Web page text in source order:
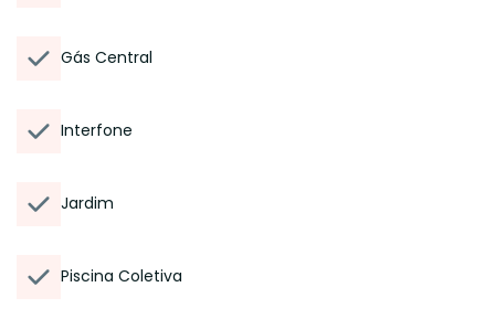
Gás Central
Interfone
Jardim
Piscina Coletiva